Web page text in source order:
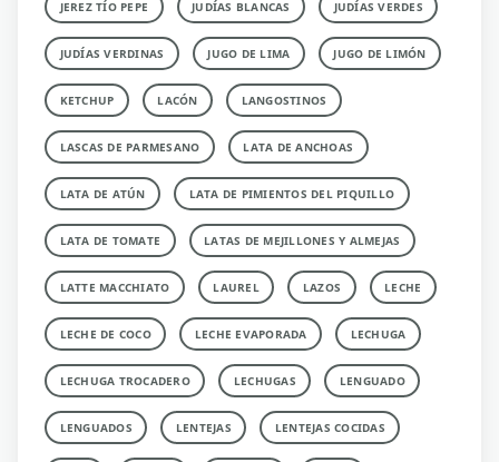
JEREZ TÍO PEPE JUDÍAS BLANCAS JUDÍAS VERDES
JUDÍAS VERDINAS JUGO DE LIMA JUGO DE LIMÓN
KETCHUP LACÓN LANGOSTINOS
LASCAS DE PARMESANO LATA DE ANCHOAS
LATA DE ATÚN LATA DE PIMIENTOS DEL PIQUILLO
LATA DE TOMATE LATAS DE MEJILLONES Y ALMEJAS
LATTE MACCHIATO LAUREL LAZOS LECHE
LECHE DE COCO LECHE EVAPORADA LECHUGA
LECHUGA TROCADERO LECHUGAS LENGUADO
LENGUADOS LENTEJAS LENTEJAS COCIDAS